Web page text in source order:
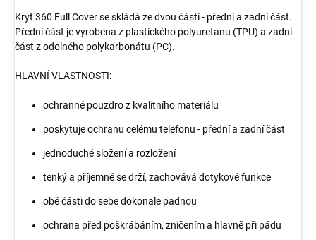
Kryt 360 Full Cover se skládá ze dvou částí - přední a zadní část.
Přední část je vyrobena z plastického polyuretanu (TPU) a zadní
část z odolného polykarbonátu (PC).
HLAVNÍ VLASTNOSTI:
ochranné pouzdro z kvalitního materiálu
poskytuje ochranu celému telefonu - přední a zadní část
jednoduché složení a rozložení
tenký a příjemně se drží, zachovává dotykové funkce
obě části do sebe dokonale padnou
ochrana před poškrábáním, zničením a hlavně při pádu